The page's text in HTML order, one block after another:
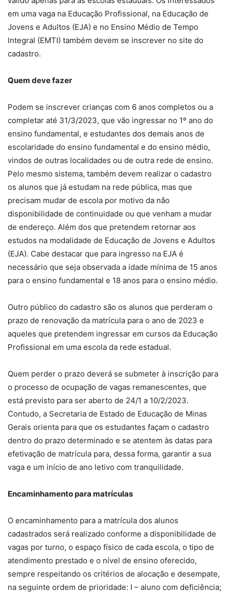
em uma vaga na Educação Profissional, na Educação de
Jovens e Adultos (EJA) e no Ensino Médio de Tempo
Integral (EMTI) também devem se inscrever no site do
cadastro.
Quem deve fazer
Podem se inscrever crianças com 6 anos completos ou a
completar até 31/3/2023, que vão ingressar no 1º ano do
ensino fundamental, e estudantes dos demais anos de
escolaridade do ensino fundamental e do ensino médio,
vindos de outras localidades ou de outra rede de ensino.
Pelo mesmo sistema, também devem realizar o cadastro
os alunos que já estudam na rede pública, mas que
precisam mudar de escola por motivo da não
disponibilidade de continuidade ou que venham a mudar
de endereço. Além dos que pretendem retornar aos
estudos na modalidade de Educação de Jovens e Adultos
(EJA). Cabe destacar que para ingresso na EJA é
necessário que seja observada a idade mínima de 15 anos
para o ensino fundamental e 18 anos para o ensino médio.
Outro público do cadastro são os alunos que perderam o
prazo de renovação da matrícula para o ano de 2023 e
aqueles que pretendem ingressar em cursos da Educação
Profissional em uma escola da rede estadual.
Quem perder o prazo deverá se submeter à inscrição para
o processo de ocupação de vagas remanescentes, que
está previsto para ser aberto de 24/1 a 10/2/2023.
Contudo, a Secretaria de Estado de Educação de Minas
Gerais orienta para que os estudantes façam o cadastro
dentro do prazo determinado e se atentem às datas para
efetivação de matrícula para, dessa forma, garantir a sua
vaga e um início de ano letivo com tranquilidade.
Encaminhamento para matrículas
O encaminhamento para a matrícula dos alunos
cadastrados será realizado conforme a disponibilidade de
vagas por turno, o espaço físico de cada escola, o tipo de
atendimento prestado e o nível de ensino oferecido,
sempre respeitando os critérios de alocação e desempate,
na seguinte ordem de prioridade: I – aluno com deficiência;